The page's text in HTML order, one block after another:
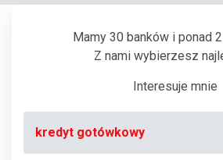
Mamy 30 banków i ponad
Z nami wybierzesz
Interesuje mnie
kredyt gotówkowy